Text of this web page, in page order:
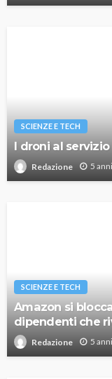
SCIENZE E TECH
I droni al
Redazione 5
SCIENZE E TECH
Amazon si
dipendenti che
Redazione 5